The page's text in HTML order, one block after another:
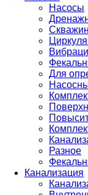
Насосы
Для
Разное
Канализация